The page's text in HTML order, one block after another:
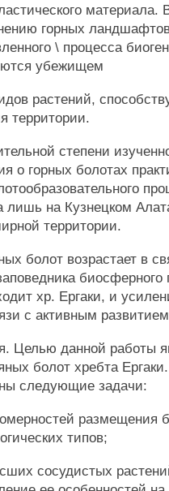
материала.
горных
\ процесса
убежищем
растений,
территории.
степени
о горных болотах
на Кузнецком
территории.
болот возрастает в
хр. Ергаки, и
с активным
Целью данной работы
болот хребта
следующие задачи:
размещения
типов;
сосудистых